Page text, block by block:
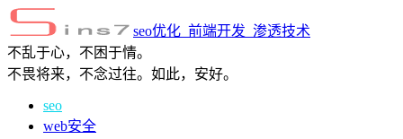
seo优化_前端开发_渗透技术
不乱于心，不困于情。
不畏将来，不念过往。如此，安好。
seo
web安全